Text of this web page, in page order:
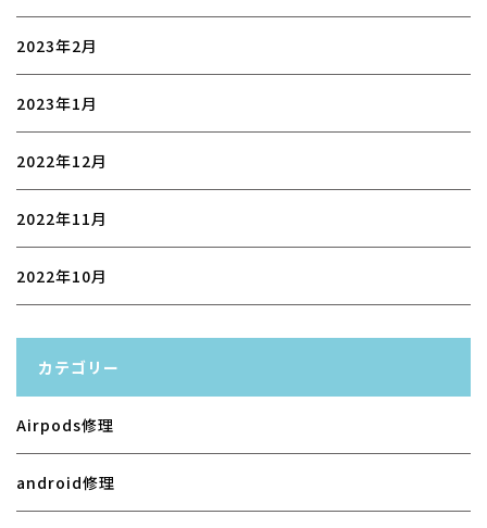
2023年2月
2023年1月
2022年12月
2022年11月
2022年10月
カテゴリー
Airpods修理
android修理